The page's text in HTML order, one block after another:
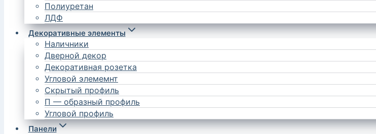
Полиуретан
ЛДФ
Декоративные элементы
Наличники
Дверной декор
Декоративная розетка
Угловой элемемнт
Скрытый профиль
П — образный профиль
Угловой профиль
Панели